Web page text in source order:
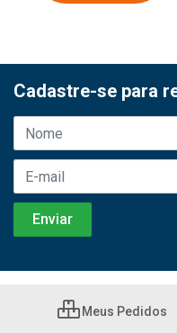
Cadastre-se para
Meus Pedidos